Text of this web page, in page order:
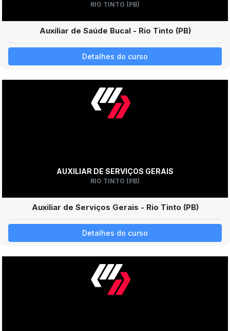
RIO TINTO (PB)
Auxiliar de Saúde Bucal - Rio Tinto (PB)
Detalhes do curso
AUXILIAR DE SERVIÇOS GERAIS
RIO TINTO (PB)
Auxiliar de Serviços Gerais - Rio Tinto (PB)
Detalhes do curso